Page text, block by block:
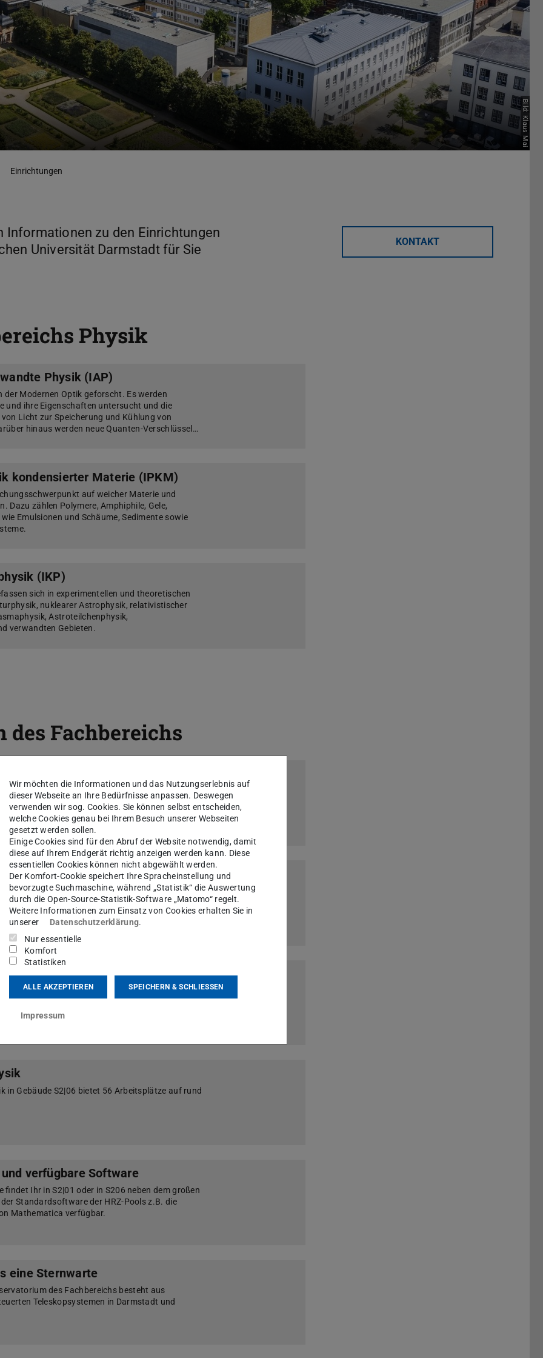
Bild: Klaus Mai
Einrichtungen
zu den Einrichtungen
Universität Darmstadt für Sie
Physik
Physik (IAP)
der Modernen Optik geforscht. Es werden
und ihre Eigenschaften untersucht und die
Licht zur Speicherung und Kühlung von
hinaus werden neue Quanten-Verschlüssel…
kondensierter Materie (IPKM)
auf weicher Materie und
Dazu zählen Polymere, Amphiphile, Gele,
Emulsionen und Schäume, Sedimente sowie
(IKP)
sich in experimentellen und theoretischen
nuklearer Astrophysik, relativistischer
Astroteilchenphysik,
verwandten Gebieten.
Fachbereichs
Gebäude S2|01.
Euch z.B. in Prüfungsangelegenheiten, beim
die Lehre. Ihr findet uns im 1. OG von
Präsenzbibliothek
mit Präsenzbibliothek finden Sie unter dem
Zugang ist über den Torbogen zu
in Gebäude S2|06 bietet 56 Arbeitsplätze auf rund
verfügbare Software
findet Ihr in S2|01 oder in S206 neben dem großen
Standardsoftware der HRZ-Pools z.B. die
Mathematica verfügbar.
eine Sternwarte
des Fachbereichs besteht aus
Teleskopsystemen in Darmstadt und
KONTAKT
Wir möchten die Informationen und das Nutzungserlebnis auf
dieser Webseite an Ihre Bedürfnisse anpassen. Deswegen
verwenden wir sog. Cookies. Sie können selbst entscheiden,
welche Cookies genau bei Ihrem Besuch unserer Webseiten
gesetzt werden sollen.
Einige Cookies sind für den Abruf der Website notwendig, damit
diese auf Ihrem Endgerät richtig anzeigen werden kann. Diese
essentiellen Cookies können nicht abgewählt werden.
Der Komfort-Cookie speichert Ihre Spracheinstellung und
bevorzugte Suchmaschine, während „Statistik“ die Auswertung
durch die Open-Source-Statistik-Software „Matomo“ regelt.
Weitere Informationen zum Einsatz von Cookies erhalten Sie in
unserer
Datenschutzerklärung.
Nur essentielle
Komfort
Statistiken
ALLE AKZEPTIEREN SPEICHERN & SCHLIESSEN
Impressum